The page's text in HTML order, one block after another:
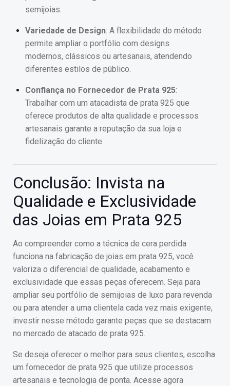
semijoias.
Variedade de Design: A flexibilidade do método
permite ampliar o portfólio com designs
modernos, clássicos ou artesanais, atendendo
diferentes estilos de público.
Confiança no Fornecedor de Prata 925:
Trabalhar com um atacadista de prata 925 que
oferece produtos de alta qualidade e processos
artesanais garante a reputação da sua loja e
fidelização do cliente.
Conclusão: Invista na
Qualidade e Exclusividade
das Joias em Prata 925
Ao compreender como a técnica de cera perdida
funciona na fabricação de joias em prata 925, você
valoriza o diferencial de qualidade, acabamento e
exclusividade que essas peças oferecem. Seja para
ampliar seu portfólio de semijoias de luxo para revenda
ou para atender a uma clientela cada vez mais exigente,
investir nesse método garante peças que se destacam
no mercado de atacado de prata 925.
Se deseja oferecer o melhor para seus clientes, escolha
um fornecedor de prata 925 que utilize processos
artesanais e tecnologia de ponta. Acesse agora